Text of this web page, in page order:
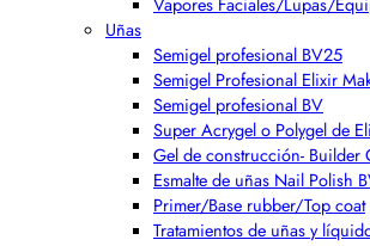
Uñas
Semigel profesional BV25
Semigel Profesional Elixir
Semigel profesional BV
Super Acrygel o Polygel de
Gel de construcción- Builder
Esmalte de uñas Nail Polish
Primer/Base rubber/Top coat
Tratamientos de uñas y